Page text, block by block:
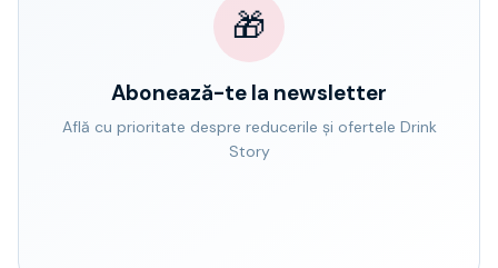
🎁
Abonează-te la newsletter
Află cu prioritate despre reducerile și ofertele Drink
Story